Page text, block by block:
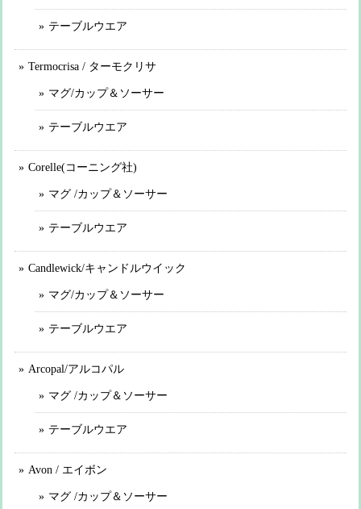
テーブルウエア
Termocrisa / ターモクリサ
マグ/カップ＆ソーサー
テーブルウエア
Corelle(コーニング社)
マグ /カップ＆ソーサー
テーブルウエア
Candlewick/キャンドルウイック
マグ/カップ＆ソーサー
テーブルウエア
Arcopal/アルコパル
マグ /カップ＆ソーサー
テーブルウエア
Avon / エイボン
マグ /カップ＆ソーサー